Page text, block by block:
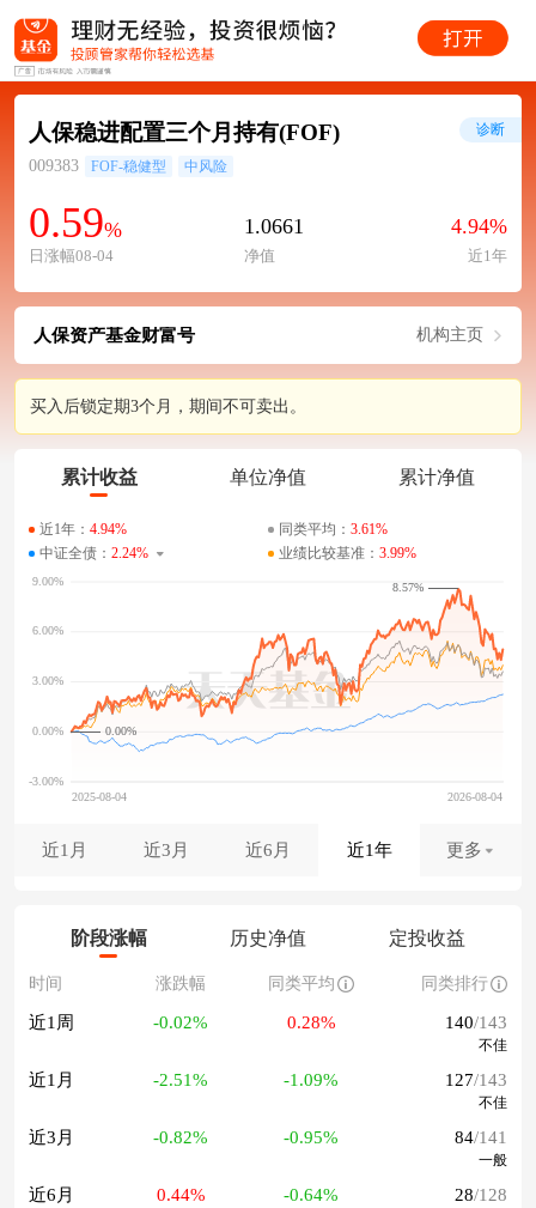
人保稳进配置三个月持有(FOF)
009383 FOF-稳健型 中风险
0.59%
日涨幅08-04
1.0661
净值
4.94%
近1年
诊断
人保资产基金财富号 机构主页
买入后锁定期3个月，期间不可卖出。
累计收益 单位净值 累计净值
近1年： 4.94% 同类平均： 3.61%
中证全债： 2.24% 业绩比较基准： 3.99%
0.00%
8.57%
近1月 近3月 近6月 近1年 更多
阶段涨幅 历史净值 定投收益
时间 涨跌幅 同类平均 同类排行
近1周 -0.02% 0.28% 140/143
不佳
近1月 -2.51% -1.09% 127/143
不佳
近3月 -0.82% -0.95% 84/141
一般
近6月 0.44% -0.64% 28/128